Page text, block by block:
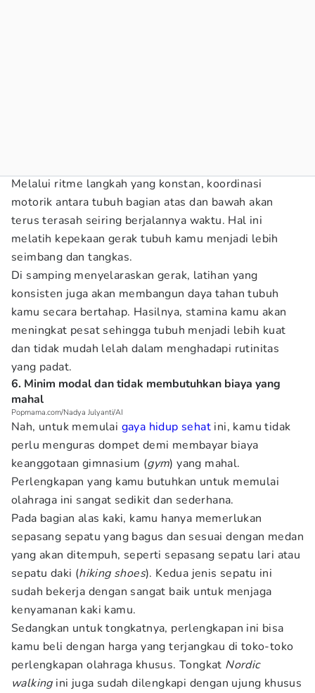
Melalui ritme langkah yang konstan, koordinasi
motorik antara tubuh bagian atas dan bawah akan
terus terasah seiring berjalannya waktu. Hal ini
melatih kepekaan gerak tubuh kamu menjadi lebih
seimbang dan tangkas.
Di samping menyelaraskan gerak, latihan yang
konsisten juga akan membangun daya tahan tubuh
kamu secara bertahap. Hasilnya, stamina kamu akan
meningkat pesat sehingga tubuh menjadi lebih kuat
dan tidak mudah lelah dalam menghadapi rutinitas
yang padat.
6. Minim modal dan tidak membutuhkan biaya yang
mahal
Popmama.com/Nadya Julyanti/AI
Nah, untuk memulai gaya hidup sehat ini, kamu tidak
perlu menguras dompet demi membayar biaya
keanggotaan gimnasium (gym) yang mahal.
Perlengkapan yang kamu butuhkan untuk memulai
olahraga ini sangat sedikit dan sederhana.
Pada bagian alas kaki, kamu hanya memerlukan
sepasang sepatu yang bagus dan sesuai dengan medan
yang akan ditempuh, seperti sepasang sepatu lari atau
sepatu daki (hiking shoes). Kedua jenis sepatu ini
sudah bekerja dengan sangat baik untuk menjaga
kenyamanan kaki kamu.
Sedangkan untuk tongkatnya, perlengkapan ini bisa
kamu beli dengan harga yang terjangkau di toko-toko
perlengkapan olahraga khusus. Tongkat Nordic
walkingini juga sudah dilengkapi dengan ujung khusus